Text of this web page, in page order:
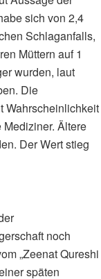
sich von 2,4
Schlaganfalls,
Müttern auf 1
wurden, laut
Die
Wahrscheinlichkeit
Mediziner. Ältere
Der Wert stieg
noch
„Zeenat Qureshi
späten